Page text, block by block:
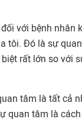
với bệnh nhân
tôi. Đó là sự
rất lớn so với
tâm là tất cả
quan tâm là